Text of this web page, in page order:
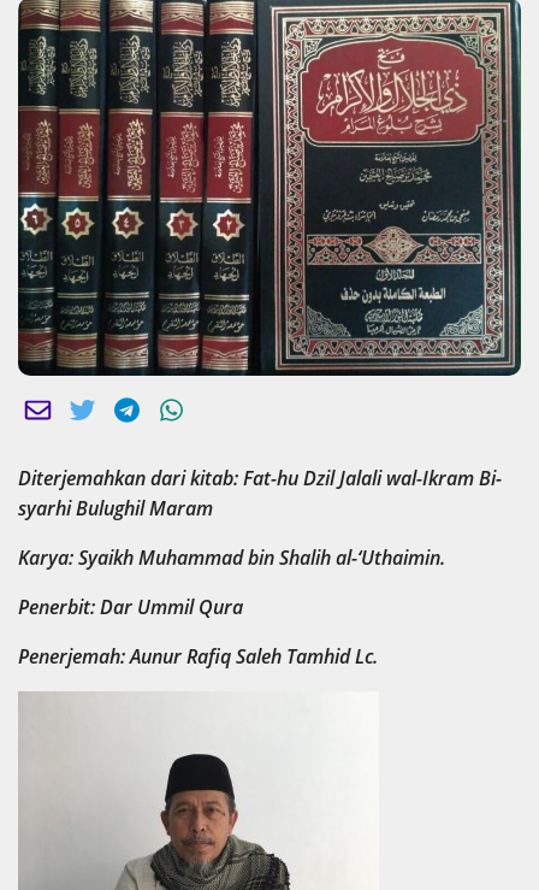
Diterjemahkan dari kitab: Fat-hu Dzil Jalali wal-Ikram Bi-
syarhi Bulughil Maram
Karya: Syaikh Muhammad bin Shalih al-‘Uthaimin.
Penerbit: Dar Ummil Qura
Penerjemah: Aunur Rafiq Saleh Tamhid Lc.